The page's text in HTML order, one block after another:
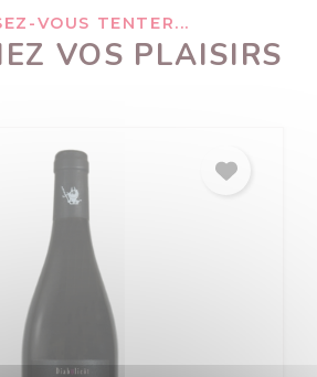
VOUS TENTER...
VOS PLAISIRS